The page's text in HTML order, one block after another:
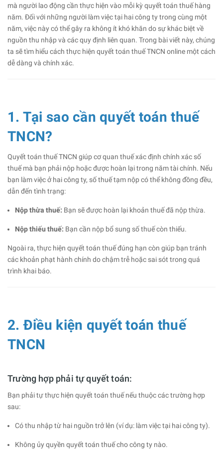
mà người lao động cần thực hiện vào mỗi kỳ quyết toán thuế hàng
năm. Đối với những người làm việc tại hai công ty trong cùng một
năm, việc này có thể gây ra không ít khó khăn do sự khác biệt về
nguồn thu nhập và các quy định liên quan. Trong bài viết này, chúng
ta sẽ tìm hiểu cách thực hiện quyết toán thuế TNCN online một cách
dễ dàng và chính xác.
1. Tại sao cần quyết toán thuế
TNCN?
Quyết toán thuế TNCN giúp cơ quan thuế xác định chính xác số
thuế mà bạn phải nộp hoặc được hoàn lại trong năm tài chính. Nếu
bạn làm việc ở hai công ty, số thuế tạm nộp có thể không đồng đều,
dẫn đến tình trạng:
Nộp thừa thuế: Bạn sẽ được hoàn lại khoản thuế đã nộp thừa.
Nộp thiếu thuế: Bạn cần nộp bổ sung số thuế còn thiếu.
Ngoài ra, thực hiện quyết toán thuế đúng hạn còn giúp bạn tránh
các khoản phạt hành chính do chậm trễ hoặc sai sót trong quá
trình khai báo.
2. Điều kiện quyết toán thuế
TNCN
Trường hợp phải tự quyết toán:
Bạn phải tự thực hiện quyết toán thuế nếu thuộc các trường hợp
sau:
Có thu nhập từ hai nguồn trở lên (ví dụ: làm việc tại hai công ty).
Không ủy quyền quyết toán thuế cho công ty nào.